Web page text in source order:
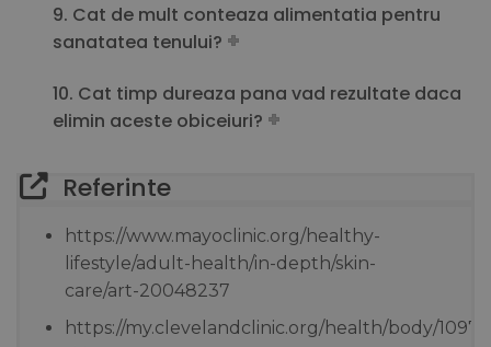
9. Cat de mult conteaza alimentatia pentru
sanatatea tenului?
10. Cat timp dureaza pana vad rezultate daca
elimin aceste obiceiuri?
Referinte
https://www.mayoclinic.org/healthy-
lifestyle/adult-health/in-depth/skin-
care/art-20048237
https://my.clevelandclinic.org/health/body/